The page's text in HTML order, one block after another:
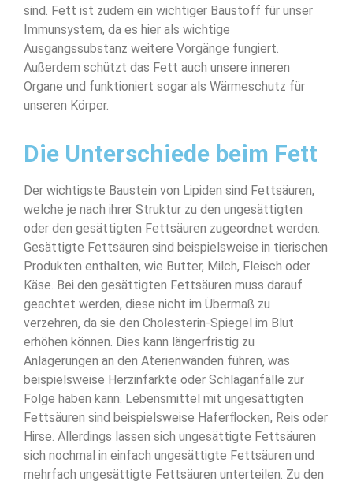
sind. Fett ist zudem ein wichtiger Baustoff für unser
Immunsystem, da es hier als wichtige
Ausgangssubstanz weitere Vorgänge fungiert.
Außerdem schützt das Fett auch unsere inneren
Organe und funktioniert sogar als Wärmeschutz für
unseren Körper.
Die Unterschiede beim Fett
Der wichtigste Baustein von Lipiden sind Fettsäuren,
welche je nach ihrer Struktur zu den ungesättigten
oder den gesättigten Fettsäuren zugeordnet werden.
Gesättigte Fettsäuren sind beispielsweise in tierischen
Produkten enthalten, wie Butter, Milch, Fleisch oder
Käse. Bei den gesättigten Fettsäuren muss darauf
geachtet werden, diese nicht im Übermaß zu
verzehren, da sie den Cholesterin-Spiegel im Blut
erhöhen können. Dies kann längerfristig zu
Anlagerungen an den Aterienwänden führen, was
beispielsweise Herzinfarkte oder Schlaganfälle zur
Folge haben kann. Lebensmittel mit ungesättigten
Fettsäuren sind beispielsweise Haferflocken, Reis oder
Hirse. Allerdings lassen sich ungesättigte Fettsäuren
sich nochmal in einfach ungesättigte Fettsäuren und
mehrfach ungesättigte Fettsäuren unterteilen. Zu den